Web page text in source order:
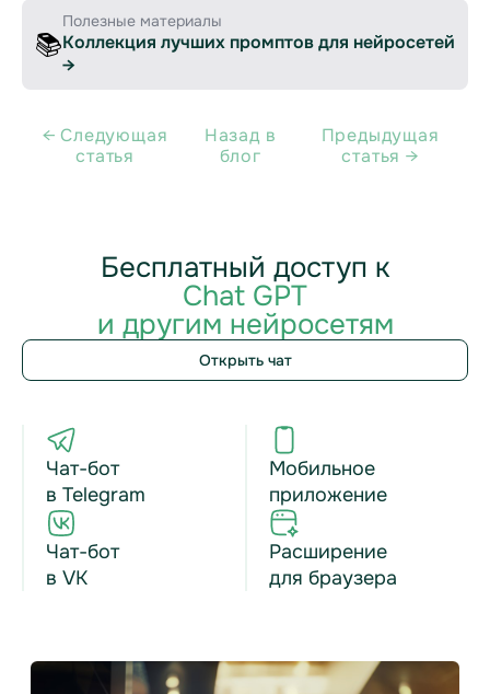
📚
Полезные материалы
Коллекция лучших промптов для нейросетей
→
← Cледующая
статья
Назад в
блог
Предыдущая
статья →
Бесплатный доступ к
Chat GPT
и другим нейросетям
Открыть чат
Чат-бот
в Telegram
Чат-бот
в VK
Мобильное
приложение
Расширение
для браузера